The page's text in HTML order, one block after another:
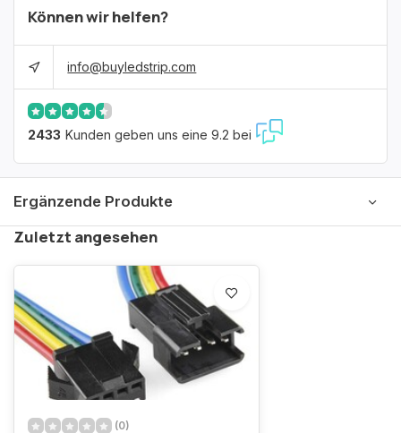
Können wir helfen?
info@buyledstrip.com
2433 Kunden geben uns eine 9.2 bei
Ergänzende Produkte
Zuletzt angesehen
(0)